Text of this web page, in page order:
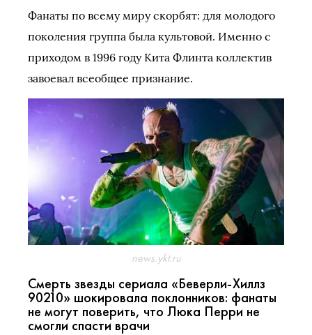
Фанаты по всему миру скорбят: для молодого
поколения группа была культовой. Именно с
приходом в 1996 году Кита Флинта коллектив
завоевал всеобщее признание.
news.ykt.ru
Смерть звезды сериала «Беверли-Хиллз
90210» шокировала поклонников: фанаты
не могут поверить, что Люка Перри не
смогли спасти врачи